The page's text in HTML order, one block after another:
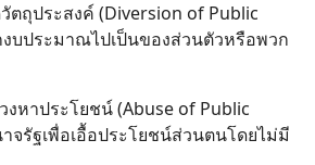
ตถุประสงค์ (Diversion of Public
งบประมาณไปเป็นของส่วนตัวหรือพวก
หาประโยชน์ (Abuse of Public
จรัฐเพื่อเอื้อประโยชน์ส่วนตนโดยไม่มี